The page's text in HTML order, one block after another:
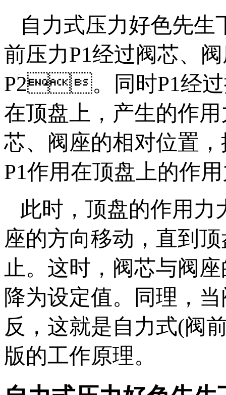
自力式压力好色先
前压力P1经过阀芯、
P2。同时P1经过
在顶盘上，产生的作
芯、阀座的相对位置
P1作用在顶盘上的作用
此时，顶盘的作用
座的方向移动，直到
止。这时，阀芯与
降为设定值。同理
反，这就是自力式
版的工作原理。